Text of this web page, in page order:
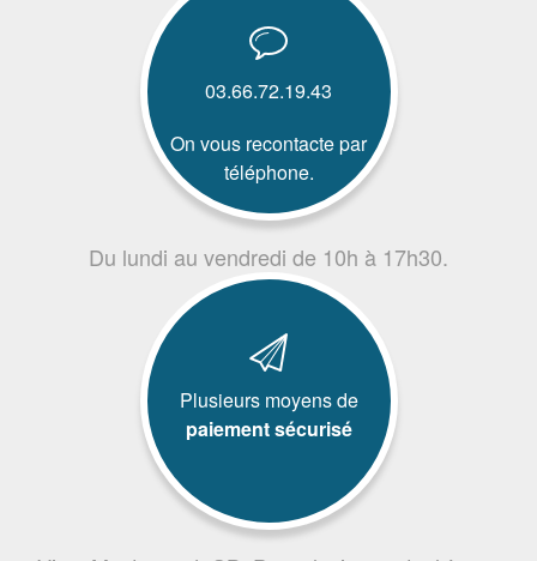
03.66.72.19.43
On vous recontacte par
téléphone.
Du lundi au vendredi de 10h à 17h30.
Plusieurs moyens de
paiement sécurisé